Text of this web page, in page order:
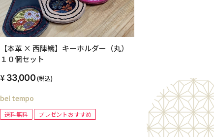
【本革 × 西陣織】キーホルダー（丸）
１０個セット
33,000(税込)
bel tempo
送料無料 プレゼントおすすめ